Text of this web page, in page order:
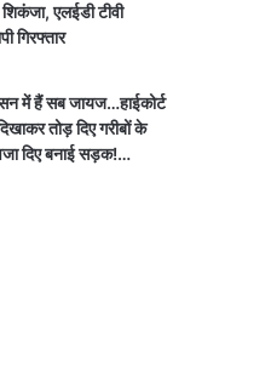
एलईडी टीवी
गिरफ्तार
में हैं सब जायज…हाईकोर्ट
तोड़ दिए गरीबों के
दिए बनाई सड़क!…